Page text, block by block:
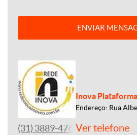
ENVIAR
Inova
Endereço: Rua
(31) 3889-4765Ver telefone